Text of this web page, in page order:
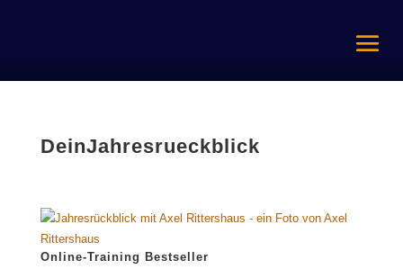
DeinJahresrueckblick
Online-Training Bestseller